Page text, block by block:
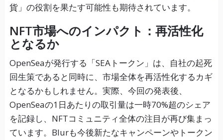
貨」の役割を果たす可能性も期待されています。
NFT市場へのインパクト：再活性化
となるか
OpenSeaが発行する「SEAトークン」は、自社の起死
回生策であると同時に、市場全体を再活性化するカギ
となるかもしれません。実際、今回の発表後、
OpenSeaの1日あたりの取引量は一時70%超のシェア
を記録し、NFTコミュニティ全体の注目が再び集まっ
ています。Blurも今後新たなキャンペーンやトークン